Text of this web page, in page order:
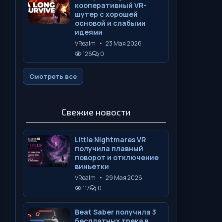
кооперативный VR-
шутер с хорошей
основой и слабыми
идеями
VRealm • 23 Мая 2026
126
0
Смотреть все
Свежие новости
Little Nightmares VR
получила плавный
поворот и отключение
виньетки
VRealm • 29 Мая 2026
117
0
Beat Saber получила 3